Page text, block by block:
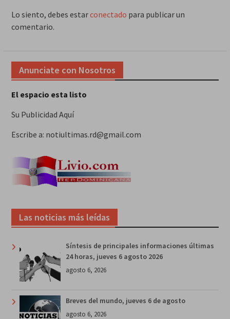
Lo siento, debes estarconectado para publicar un
comentario.
Anunciate con Nosotros
El espacio esta listo
Su Publicidad Aquí
Escribe a: notiultimas.rd@gmail.com
Las noticias más leídas
Síntesis de principales informaciones últimas
24 horas, jueves 6 agosto 2026
agosto 6, 2026
Breves del mundo, jueves 6 de agosto
agosto 6, 2026